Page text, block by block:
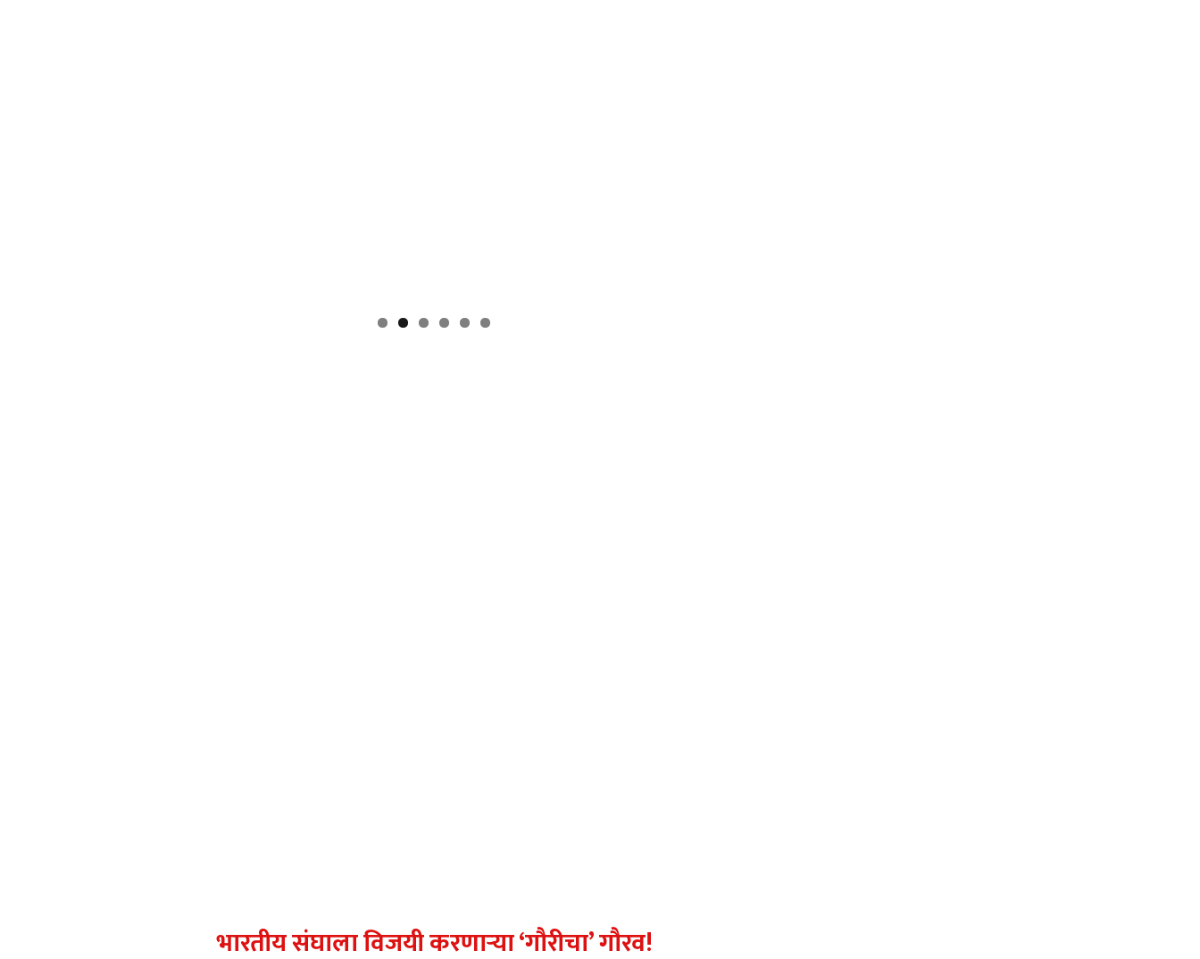
भारतीय संघाला विजयी करणाऱ्या ‘गौरीचा’ गौरव!